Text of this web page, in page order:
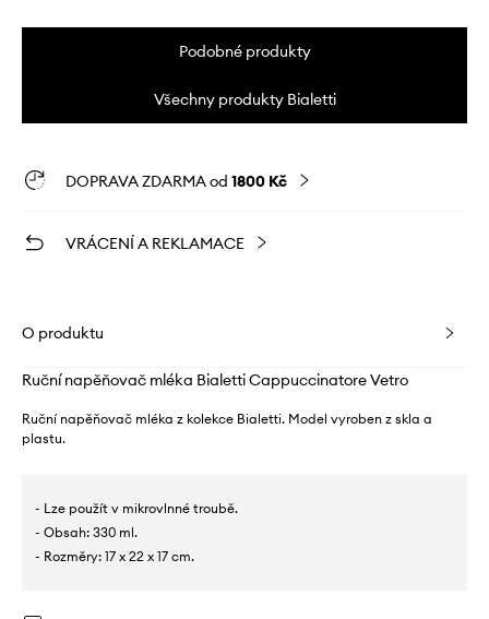
Podobné produkty
Všechny produkty Bialetti
DOPRAVA ZDARMA od 1800 Kč
VRÁCENÍ A REKLAMACE
O produktu
Ruční napěňovač mléka Bialetti Cappuccinatore Vetro
Ruční napěňovač mléka z kolekce Bialetti. Model vyroben z skla a
plastu.
- Lze použít v mikrovlnné troubě.
- Obsah: 330 ml.
- Rozměry: 17 x 22 x 17 cm.